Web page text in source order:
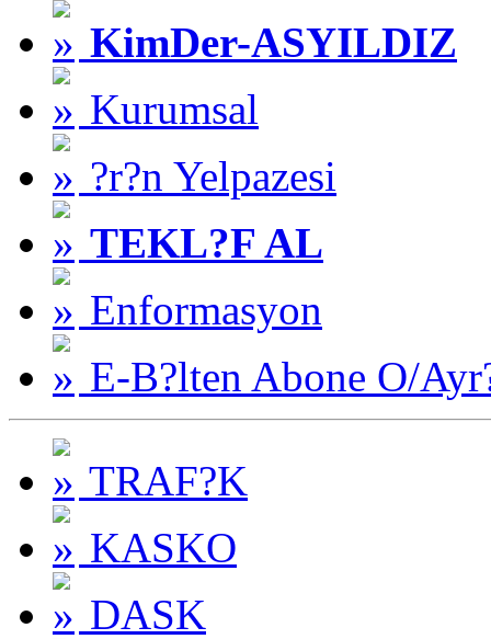
KimDer-ASYILDIZ
Kurumsal
?r?n Yelpazesi
TEKL?F AL
Enformasyon
E-B?lten Abone O/
TRAF?K
KASKO
DASK